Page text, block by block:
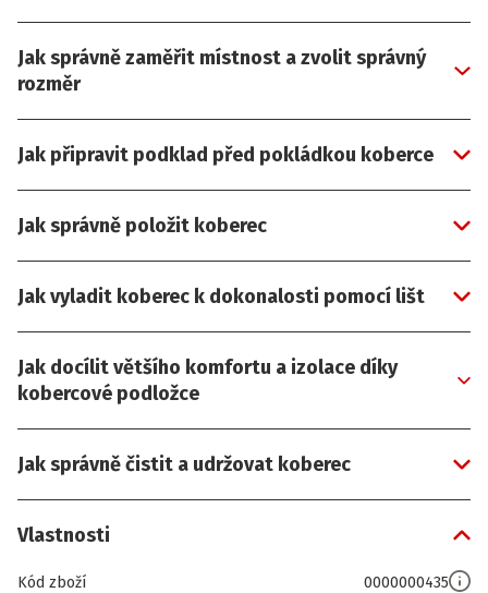
Jak správně zaměřit místnost a zvolit správný
rozměr
Jak připravit podklad před pokládkou koberce
Jak správně položit koberec
Jak vyladit koberec k dokonalosti pomocí lišt
Jak docílit většího komfortu a izolace díky
kobercové podložce
Jak správně čistit a udržovat koberec
Vlastnosti
Kód zboží 0000000435